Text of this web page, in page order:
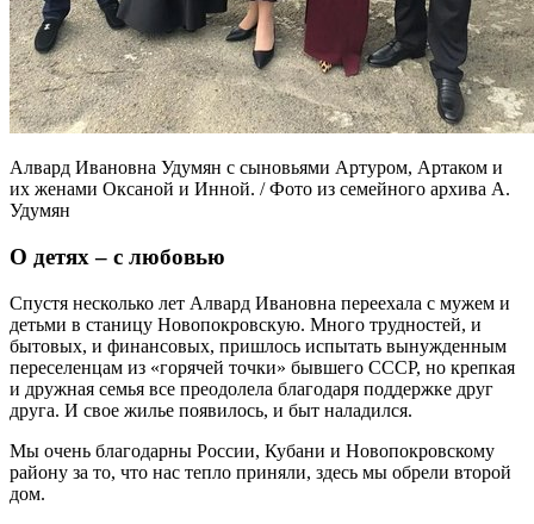
Алвард Ивановна Удумян с сыновьями Артуром, Артаком и
их женами Оксаной и Инной. / Фото из семейного архива А.
Удумян
О детях – с любовью
Спустя несколько лет Алвард Ивановна переехала с мужем и
детьми в станицу Новопокровскую. Много трудностей, и
бытовых, и финансовых, пришлось испытать вынужденным
переселенцам из «горячей точки» бывшего СССР, но крепкая
и дружная семья все преодолела благодаря поддержке друг
друга. И свое жилье появилось, и быт наладился.
Мы очень благодарны России, Кубани и Новопокровскому
району за то, что нас тепло приняли, здесь мы обрели второй
дом.